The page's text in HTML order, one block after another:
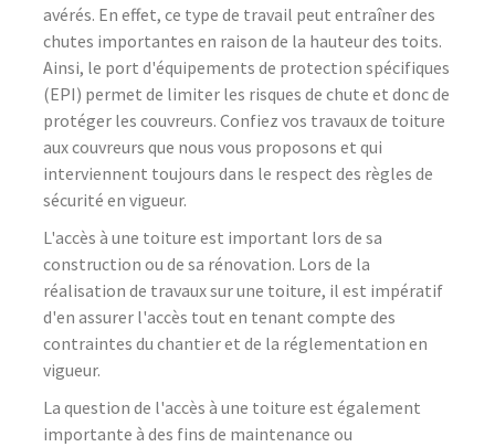
avérés. En effet, ce type de travail peut entraîner des
chutes importantes en raison de la hauteur des toits.
Ainsi, le port d'équipements de protection spécifiques
(EPI) permet de limiter les risques de chute et donc de
protéger les couvreurs. Confiez vos travaux de toiture
aux couvreurs que nous vous proposons et qui
interviennent toujours dans le respect des règles de
sécurité en vigueur.
L'accès à une toiture est important lors de sa
construction ou de sa rénovation. Lors de la
réalisation de travaux sur une toiture, il est impératif
d'en assurer l'accès tout en tenant compte des
contraintes du chantier et de la réglementation en
vigueur.
La question de l'accès à une toiture est également
importante à des fins de maintenance ou